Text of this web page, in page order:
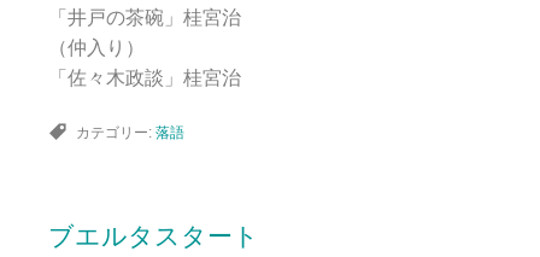
「井戸の茶碗」桂宮治
（仲入り）
「佐々木政談」桂宮治
カテゴリー: 落語
ブエルタスタート